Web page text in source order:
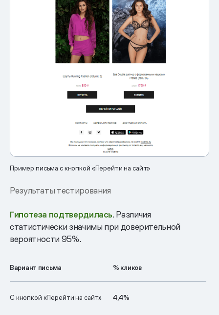
Пример письма с кнопкой «Перейти на сайт»
Результаты тестирования
Гипотеза подтвердилась. Различия
статистически значимы при доверительной
вероятности 95%.
Вариант письма % кликов
С кнопкой «Перейти на сайт» 4,4%